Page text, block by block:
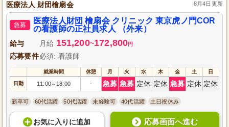
医療法人 財団檜扇会 8月4日更新
急募
医療法人財団 檜扇会 クリニック 東京虎ノ門COR
の看護師の正社員求人 （外来）
給与 月給 151,200~172,800円
応募要件必須: 看護師
就業時間 休憩 月 火 水 木 金 土 日
日勤 11:00～ 18:00 - 急募 急募 定休 定休 急募 定休 定休
新卒可 60代活躍 50代活躍 未経験可 40代活躍 土日祝休み
お気に入り に追加 応募画面へ進む